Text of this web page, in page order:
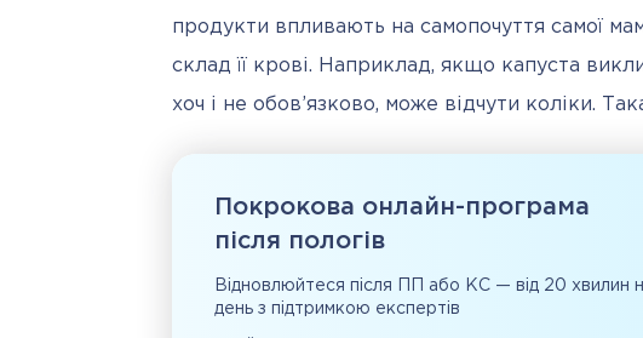
продукти впливають на самопочуття самої
склад її крові. Наприклад, якщо капуста
хоч і не обов’язково, може відчути коліки.
Покрокова онлайн-програма
після пологів
Відновлюйтеся після ПП або КС — від 20 хвилин
день з підтримкою експертів